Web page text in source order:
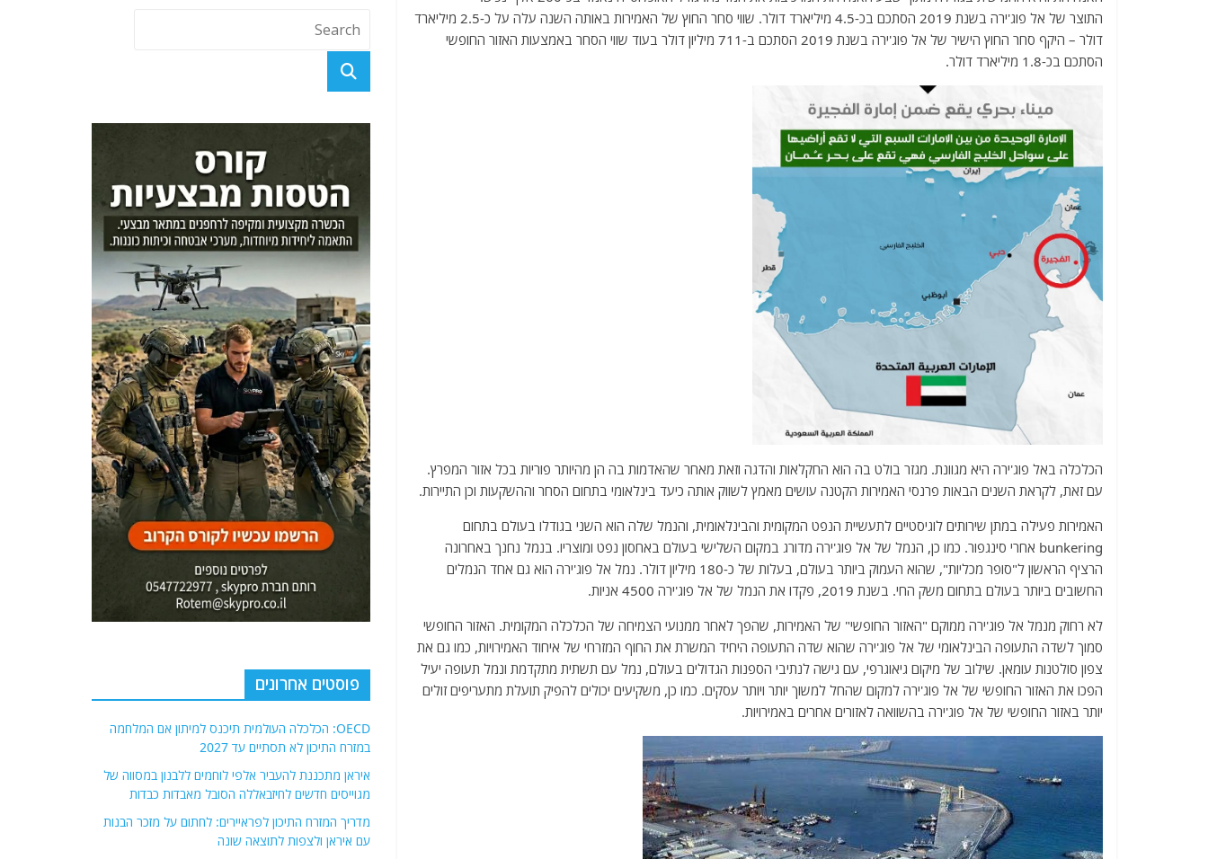
p
o
k
התוצר של אל פוג'ירה בשנת 2019 הסתכם בכ-4.5 מיליארד דולר. שווי סחר החוץ של האמירות באותה השנה עלה על כ-2.5 מיליארד
דולר – היקף סחר החוץ הישיר של אל פוג'ירה בשנת 2019 הסתכם ב-711 מיליון דולר בעוד שווי הסחר באמצעות האזור החופשי
הסתכם בכ-1.8 מיליארד דולר.
הכלכלה באל פוג'ירה היא מגוונת. מגזר בולט בה הוא החקלאות והדגה וזאת מאחר שהאדמות בה הן מהיותר פוריות בכל אזור המפרץ.
עם זאת, לקראת השנים הבאות פרנסי האמירות הקטנה עושים מאמץ לשווק אותה כיעד בינלאומי בתחום הסחר וההשקעות וכן התיירות.
האמירות פעילה במתן שירותים לוגיסטיים לתעשיית הנפט המקומית והבינלאומית, והנמל שלה הוא השני בגודלו בעולם בתחום
bunkering אחרי סינגפור. כמו כן, הנמל של אל פוג'ירה מדורג במקום השלישי בעולם באחסון נפט ומוצריו. בנמל נחנך באחרונה
הרציף הראשון ל"סופר מכליות", שהוא העמוק ביותר בעולם, בעלות של כ-180 מיליון דולר. נמל אל פוג'ירה הוא גם אחד הנמלים
החשובים ביותר בעולם בתחום משק החי. בשנת 2019, פקדו את הנמל של אל פוג'ירה 4500 אניות.
לא רחוק מנמל אל פוג'ירה ממוקם "האזור החופשי" של האמירות, שהפך לאחר ממנועי הצמיחה של הכלכלה המקומית. האזור החופשי
סמוך לשדה התעופה הבינלאומי של אל פוג'ירה שהוא שדה התעופה היחיד המשרת את החוף המזרחי של איחוד האמירויות, כמו גם את
צפון סולטנות עומאן. שילוב של מיקום גיאוגרפי, עם גישה לנתיבי הספנות הגדולים בעולם, נמל עם תשתית מתקדמת ונמל תעופה יעיל
הפכו את האזור החופשי של אל פוג'ירה למקום שהחל למשוך יותר ויותר עסקים. כמו כן, משקיעים יכולים להפיק תועלת מתעריפים זולים
יותר באזור החופשי של אל פוג'ירה בהשוואה לאזורים אחרים באמירויות.
פוסטים אחרונים
OECD: הכלכלה העולמית תיכנס למיתון אם המלחמה
במזרח התיכון לא תסתיים עד 2027
איראן מתכננת להעביר אלפי לוחמים ללבנון במסווה של
מגוייסים חדשים לחיזבאללה הסובל מאבדות כבדות
מדריך המזרח התיכון לפראיירים: לחתום על מזכר הבנות
עם איראן ולצפות לתוצאה שונה